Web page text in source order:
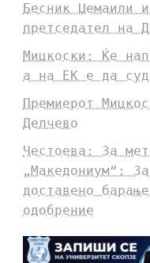
Бесник Џемаили
претседател на
Мицкоски: Ќе
а на ЕК е да
Премиерот
Делчево
Честоева: За
„Македониум“:
доставено
одобрение